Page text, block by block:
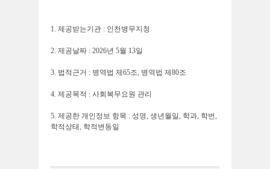
1. 제공받는기관 : 인천병무지청
2. 제공날짜 : 2026년 5월 13일
3. 법적근거 : 병역법 제65조, 병역법 제80조
4. 제공목적 : 사회복무요원 관리
5. 제공한 개인정보 항목 : 성명, 생년월일, 학과, 학번,
학적상태, 학적변동일